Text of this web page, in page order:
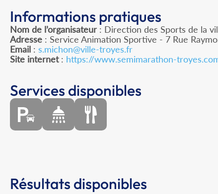
Informations pratiques
Nom de l’organisateur : Direction des Sports de la
Adresse : Service Animation Sportive - 7 Rue
Email : s.michon@ville-troyes.fr
Site internet: https://www.semimarathon-
Services disponibles
Résultats disponibles